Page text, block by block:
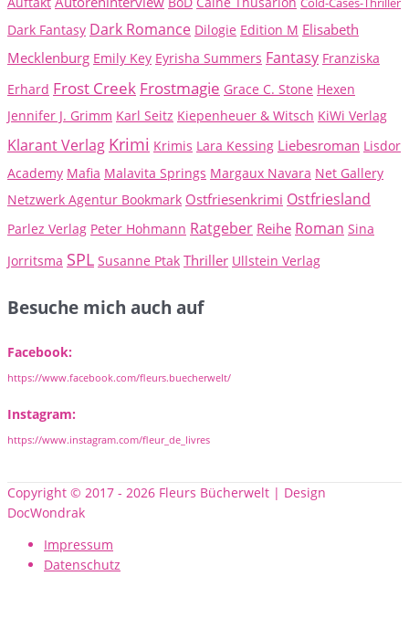
Dark Fantasy Dark Romance Dilogie Edition M Elisabeth
Mecklenburg Emily Key Eyrisha Summers Fantasy Franziska
Erhard Frost Creek Frostmagie Grace C. Stone Hexen
Jennifer J. Grimm Karl Seitz Kiepenheuer & Witsch KiWi Verlag
Klarant Verlag Krimi Krimis Lara Kessing Liebesroman Lisdor
Academy Mafia Malavita Springs Margaux Navara Net Gallery
Netzwerk Agentur Bookmark Ostfriesenkrimi Ostfriesland
Parlez Verlag Peter Hohmann Ratgeber Reihe Roman Sina
Jorritsma SPL Susanne Ptak Thriller Ullstein Verlag
Besuche mich auch auf
Facebook:
https://www.facebook.com/fleurs.buecherwelt/
Instagram:
https://www.instagram.com/fleur_de_livres
Copyright © 2017 - 2026 Fleurs Bücherwelt | Design
DocWondrak
Impressum
Datenschutz